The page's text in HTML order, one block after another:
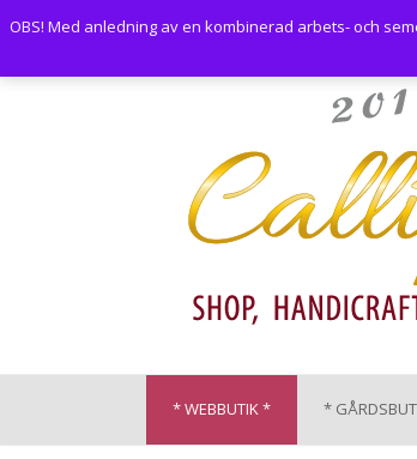
OBS! Med anledning av en kombinerad arbets- och
to
* WEBBUTIK * *